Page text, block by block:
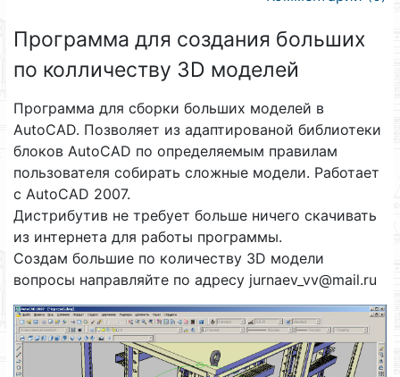
Программа для создания больших
по колличеству 3D моделей
Программа для сборки больших моделей в
AutoCAD. Позволяет из адаптированой библиотеки
блоков AutoCAD по определяемым правилам
пользователя собирать сложные модели. Работает
с AutoCAD 2007.
Дистрибутив не требует больше ничего скачивать
из интернета для работы программы.
Создам большие по количеству 3D модели
вопросы направляйте по адресу jurnaev_vv@mail.ru